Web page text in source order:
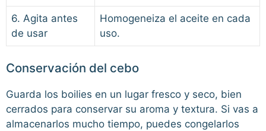
6. Agita antes
de usar
Homogeneiza el aceite en cada
uso.
Conservación del cebo
Guarda los boilies en un lugar fresco y seco, bien
cerrados para conservar su aroma y textura. Si vas a
almacenarlos mucho tiempo, puedes congelarlos